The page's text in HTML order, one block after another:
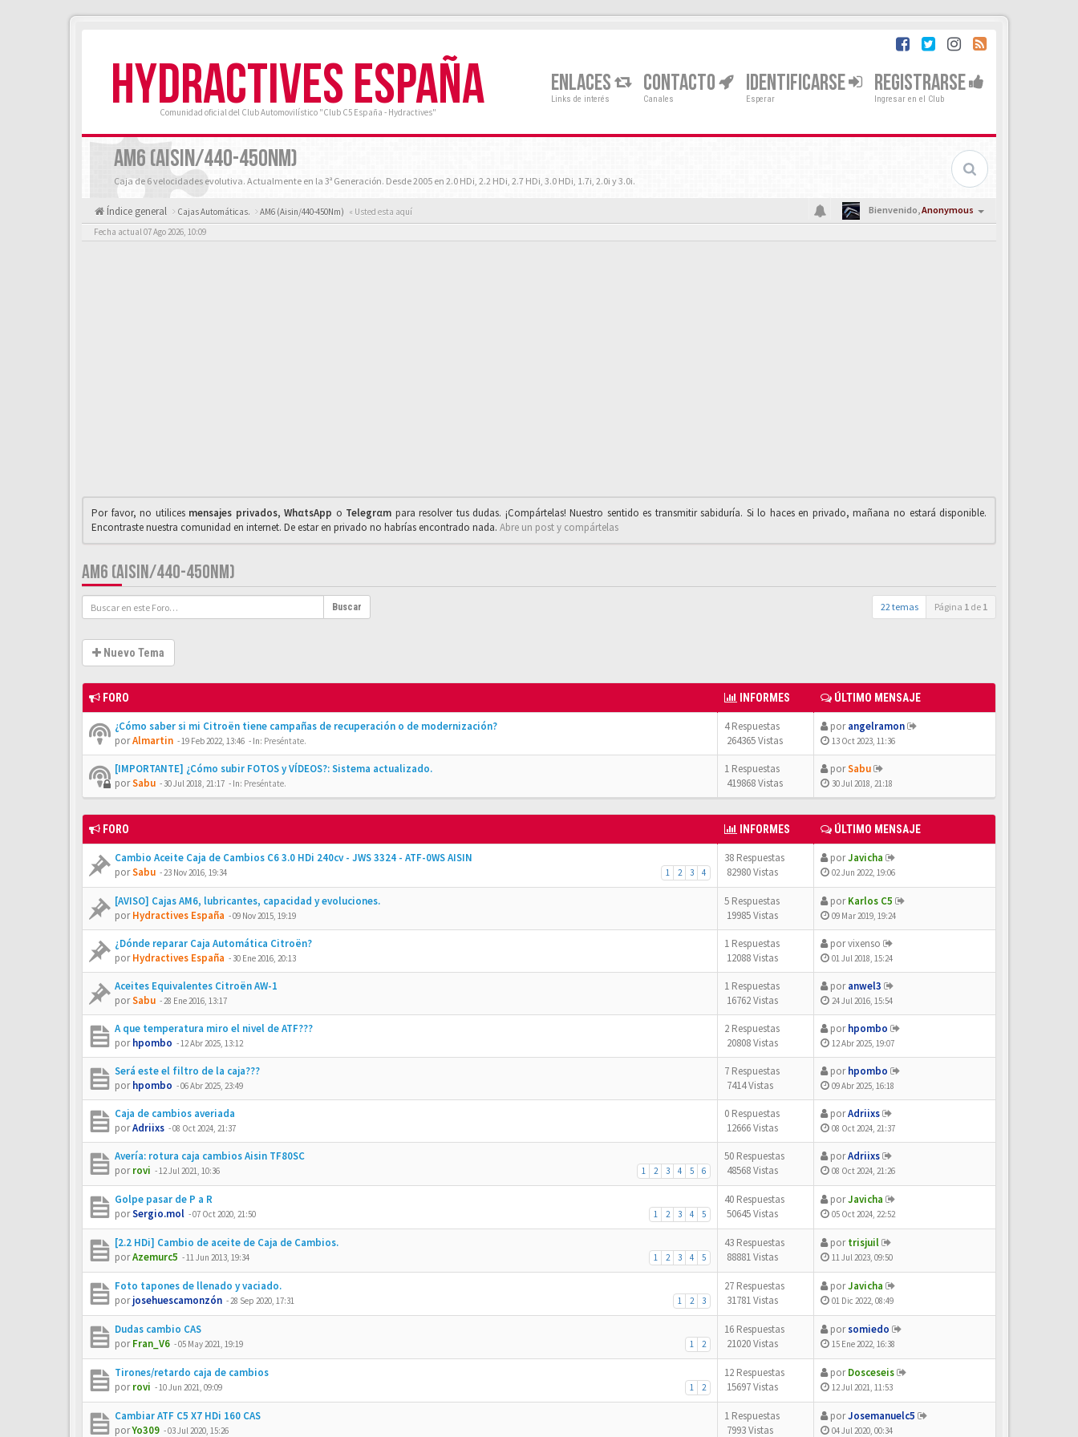
HYDRACTIVES ESPAÑA
Comunidad oficial del Club Automovilístico "Club C5 España - Hydractives"
ENLACES
Links de interés
CONTACTO
Canales
IDENTIFICARSE
Esperar
REGISTRARSE
Ingresar en el Club
AM6 (AISIN/440-450NM)
Caja de 6 velocidades evolutiva. Actualmente en la 3ª Generación. Desde 2005 en 2.0 HDi, 2.2 HDi, 2.7 HDi, 3.0 HDi, 1.7i, 2.0i y 3.0i.
Índice general Cajas Automáticas. AM6 (Aisin/440-450Nm) « Usted esta aquí Bienvenido,Anonymous
Fecha actual 07 Ago 2026, 10:09
Por favor, no utilices mensajes privados,WhαtsApp o Telegrαm para resolver tus dudas. ¡Compártelas! Nuestro sentido es transmitir sabiduría. Si lo haces en privado, mañana no estará disponible.
Encontraste nuestra comunidad en internet. De estar en privado no habrías encontrado nada. Abre un post y compártelas
AM6 (AISIN/440-450NM)
Buscar 22 temas Página 1 de 1
Nuevo Tema
FORO INFORMES ÚLTIMO MENSAJE
¿Cómo saber si mi Citroën tiene campañas de recuperación o de modernización?
porAlmartin -19 Feb 2022, 13:46 - In: Preséntate.
4 Respuestas
264365 Vistas
porangelramon
13 Oct 2023, 11:36
[IMPORTANTE] ¿Cómo subir FOTOS y VÍDEOS?: Sistema actualizado.
porSabu - 30 Jul 2018, 21:17 - In: Preséntate.
1 Respuestas
419868 Vistas
porSabu
30 Jul 2018, 21:18
FORO INFORMES ÚLTIMO MENSAJE
Cambio Aceite Caja de Cambios C6 3.0 HDi 240cv - JWS 3324 - ATF-0WS AISIN
1 2 3 4
porSabu -23 Nov 2016, 19:34
38 Respuestas
82980 Vistas
porJavicha
02 Jun 2022, 19:06
[AVISO] Cajas AM6, lubricantes, capacidad y evoluciones.
porHydractives España -09 Nov 2015, 19:19
5 Respuestas
19985 Vistas
porKarlos C5
09 Mar 2019, 19:24
¿Dónde reparar Caja Automática Citroën?
porHydractives España -30 Ene 2016, 20:13
1 Respuestas
12088 Vistas
porvixenso
01 Jul 2018, 15:24
Aceites Equivalentes Citroën AW-1
porSabu -28 Ene 2016, 13:17
1 Respuestas
16762 Vistas
poranwel3
24 Jul 2016, 15:54
A que temperatura miro el nivel de ATF???
porhpombo -12 Abr 2025, 13:12
2 Respuestas
20808 Vistas
porhpombo
12 Abr 2025, 19:07
Será este el filtro de la caja???
porhpombo -06 Abr 2025, 23:49
7 Respuestas
7414 Vistas
porhpombo
09 Abr 2025, 16:18
Caja de cambios averiada
porAdriixs -08 Oct 2024, 21:37
0 Respuestas
12666 Vistas
porAdriixs
08 Oct 2024, 21:37
Avería: rotura caja cambios Aisin TF80SC
1 2 3 4 5 6
porrovi -12 Jul 2021, 10:36
50 Respuestas
48568 Vistas
porAdriixs
08 Oct 2024, 21:26
Golpe pasar de P a R
1 2 3 4 5
porSergio.mol -07 Oct 2020, 21:50
40 Respuestas
50645 Vistas
porJavicha
05 Oct 2024, 22:52
[2.2 HDi] Cambio de aceite de Caja de Cambios.
1 2 3 4 5
porAzemurc5 -11 Jun 2013, 19:34
43 Respuestas
88881 Vistas
portrisjuil
11 Jul 2023, 09:50
Foto tapones de llenado y vaciado.
1 2 3
porjosehuescamonzón -28 Sep 2020, 17:31
27 Respuestas
31781 Vistas
porJavicha
01 Dic 2022, 08:49
Dudas cambio CAS
1 2
porFran_V6 -05 May 2021, 19:19
16 Respuestas
21020 Vistas
porsomiedo
15 Ene 2022, 16:38
Tirones/retardo caja de cambios
1 2
porrovi -10 Jun 2021, 09:09
12 Respuestas
15697 Vistas
porDosceseis
12 Jul 2021, 11:53
Cambiar ATF C5 X7 HDi 160 CAS
porYo309 -03 Jul 2020, 15:26
1 Respuestas
7993 Vistas
porJosemanuelc5
04 Jul 2020, 00:34